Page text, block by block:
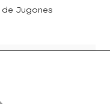
de Jugones